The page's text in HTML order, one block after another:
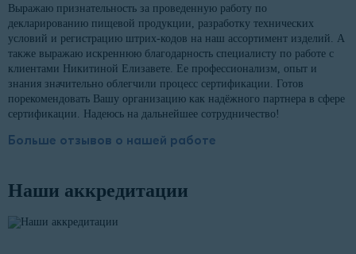
Выражаю признательность за проведенную работу по
декларированию пищевой продукции, разработку технических
условий и регистрацию штрих-кодов на наш ассортимент изделий. А
также выражаю искреннюю благодарность специалисту по работе с
клиентами Никитиной Елизавете. Ее профессионализм, опыт и
знания значительно облегчили процесс сертификации. Готов
порекомендовать Вашу организацию как надёжного партнера в сфере
сертификации. Надеюсь на дальнейшее сотрудничество!
Больше отзывов о нашей работе
Наши аккредитации